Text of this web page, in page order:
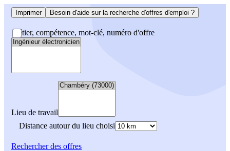
Imprimer Besoin d'aide sur la recherche d'offres d'emploi ?
Métier, compétence, mot-clé, numéro d'offre
Lieu de travail
Distance autour du lieu choisi
Rechercherdes offres